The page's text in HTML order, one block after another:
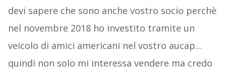
devi sapere che sono anche vostro socio perchè
nel novembre 2018 ho investito tramite un
veicolo di amici americani nel vostro aucap…
quindi non solo mi interessa vendere ma credo